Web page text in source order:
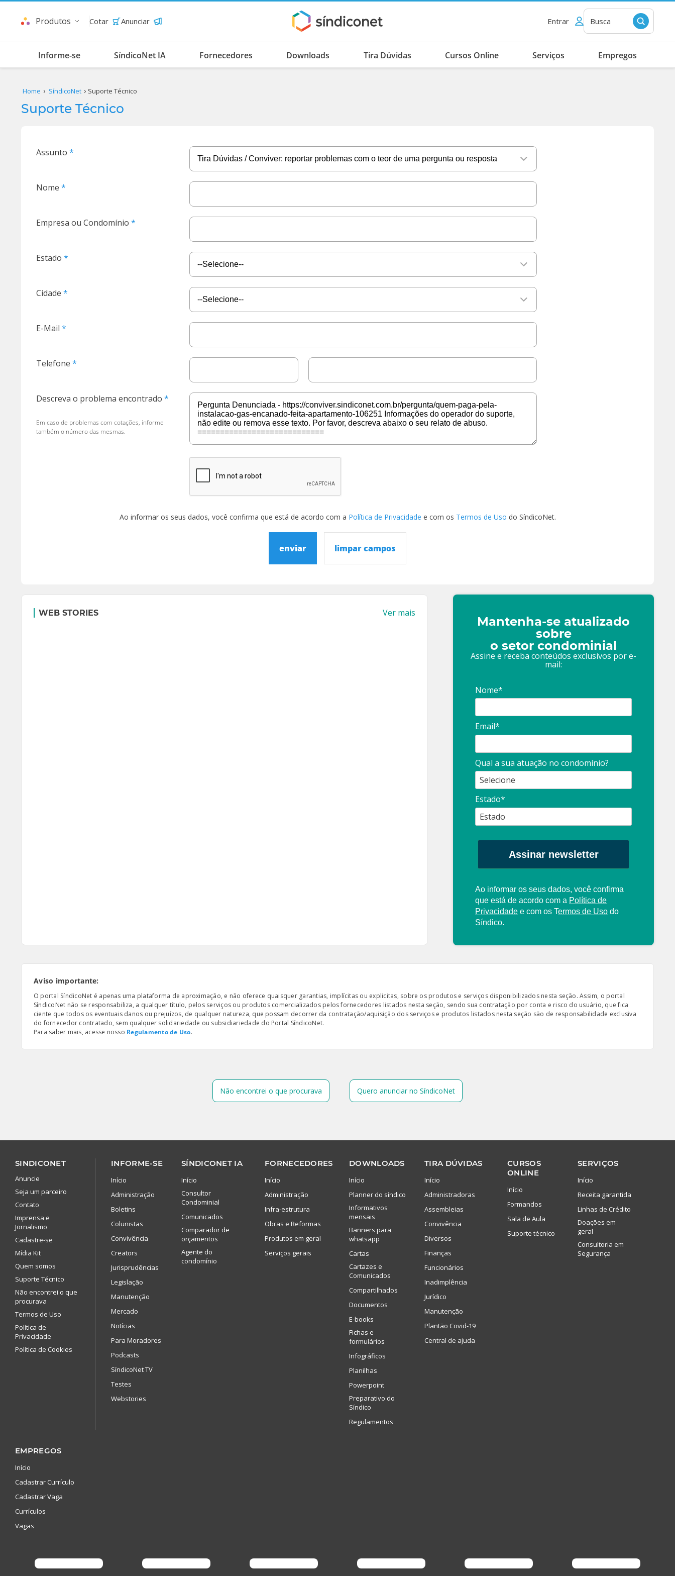
Produtos Cotar Anunciar Entrar Busca
Informe-se SíndicoNet IA Fornecedores Downloads Tira Dúvidas Cursos Online Serviços Empregos
Home SíndicoNet Suporte Técnico
Suporte Técnico
Assunto
Nome
Empresa ou Condomínio
Estado
Cidade
E-Mail
Telefone
Descreva o problema encontrado
Em caso de problemas com cotações, informe
também o número das mesmas.
Ao informar os seus dados, você confirma que está de acordo com a Política de Privacidade e com os Termos de Uso do SíndicoNet.
enviar limpar campos
WEB STORIES Ver mais
Mantenha-se atualizado
sobre
o setor condominial
Assine e receba conteúdos exclusivos por e-
mail:
Nome*
Email*
Qual a sua atuação no condomínio?
Estado*
Assinar newsletter
Ao informar os seus dados, você confirma
que está de acordo com a Política de
Privacidade e com os Termos de Uso do
Síndico.
Aviso importante:
O portal SíndicoNet é apenas uma plataforma de aproximação, e não oferece quaisquer garantias, implícitas ou explicitas, sobre os produtos e serviços disponibilizados nesta seção. Assim, o portal
SíndicoNet não se responsabiliza, a qualquer título, pelos serviços ou produtos comercializados pelos fornecedores listados nesta seção, sendo sua contratação por conta e risco do usuário, que fica
ciente que todos os eventuais danos ou prejuízos, de qualquer natureza, que possam decorrer da contratação/aquisição dos serviços e produtos listados nesta seção são de responsabilidade exclusiva
do fornecedor contratado, sem qualquer solidariedade ou subsidiariedade do Portal SíndicoNet.
Para saber mais, acesse nosso Regulamento de Uso.
Não encontrei o que procurava Quero anunciar no SíndicoNet
SINDICONET
Anuncie
Seja um parceiro
Contato
Imprensa e
Jornalismo
Cadastre-se
Mídia Kit
Quem somos
Suporte Técnico
Não encontrei o que
procurava
Termos de Uso
Política de
Privacidade
Política de Cookies
INFORME-SE
Início
Administração
Boletins
Colunistas
Convivência
Creators
Jurisprudências
Legislação
Manutenção
Mercado
Notícias
Para Moradores
Podcasts
SíndicoNet TV
Testes
Webstories
SÍNDICONET IA
Início
Consultor
Condominial
Comunicados
Comparador de
orçamentos
Agente do
condomínio
FORNECEDORES
Início
Administração
Infra-estrutura
Obras e Reformas
Produtos em geral
Serviços gerais
DOWNLOADS
Início
Planner do síndico
Informativos
mensais
Banners para
whatsapp
Cartas
Cartazes e
Comunicados
Compartilhados
Documentos
E-books
Fichas e
formulários
Infográficos
Planilhas
Powerpoint
Preparativo do
Síndico
Regulamentos
TIRA DÚVIDAS
Início
Administradoras
Assembleias
Convivência
Diversos
Finanças
Funcionários
Inadimplência
Jurídico
Manutenção
Plantão Covid-19
Central de ajuda
CURSOS
ONLINE
Início
Formandos
Sala de Aula
Suporte técnico
SERVIÇOS
Início
Receita garantida
Linhas de Crédito
Doações em
geral
Consultoria em
Segurança
EMPREGOS
Início
Cadastrar Currículo
Cadastrar Vaga
Currículos
Vagas